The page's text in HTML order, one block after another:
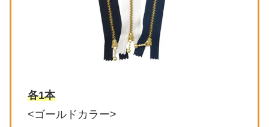
各1本
<ゴールドカラー>